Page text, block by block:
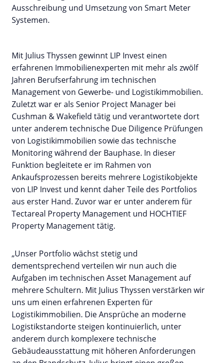
Ausschreibung und Umsetzung von Smart Meter
Systemen.
Mit Julius Thyssen gewinnt LIP Invest einen
erfahrenen Immobilienexperten mit mehr als zwölf
Jahren Berufserfahrung im technischen
Management von Gewerbe- und Logistikimmobilien.
Zuletzt war er als Senior Project Manager bei
Cushman & Wakefield tätig und verantwortete dort
unter anderem technische Due Diligence Prüfungen
von Logistikimmobilien sowie das technische
Monitoring während der Bauphase. In dieser
Funktion begleitete er im Rahmen von
Ankaufsprozessen bereits mehrere Logistikobjekte
von LIP Invest und kennt daher Teile des Portfolios
aus erster Hand. Zuvor war er unter anderem für
Tectareal Property Management und HOCHTIEF
Property Management tätig.
„Unser Portfolio wächst stetig und
dementsprechend verteilen wir nun auch die
Aufgaben im technischen Asset Management auf
mehrere Schultern. Mit Julius Thyssen verstärken wir
uns um einen erfahrenen Experten für
Logistikimmobilien. Die Ansprüche an moderne
Logistikstandorte steigen kontinuierlich, unter
anderem durch komplexere technische
Gebäudeausstattung mit höheren Anforderungen